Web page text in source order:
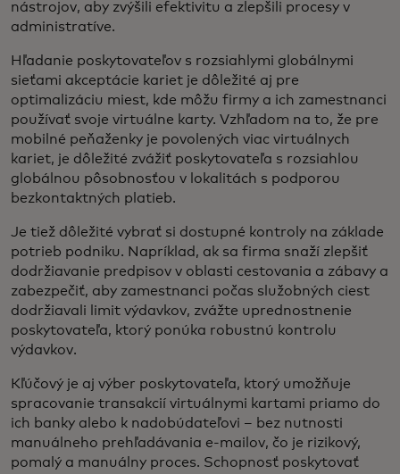
nástrojov, aby zvýšili efektivitu a zlepšili procesy v
administratíve.
Hľadanie poskytovateľov s rozsiahlymi globálnymi
sieťami akceptácie kariet je dôležité aj pre
optimalizáciu miest, kde môžu firmy a ich zamestnanci
používať svoje virtuálne karty. Vzhľadom na to, že pre
mobilné peňaženky je povolených viac virtuálnych
kariet, je dôležité zvážiť poskytovateľa s rozsiahlou
globálnou pôsobnosťou v lokalitách s podporou
bezkontaktných platieb.
Je tiež dôležité vybrať si dostupné kontroly na základe
potrieb podniku. Napríklad, ak sa firma snaží zlepšiť
dodržiavanie predpisov v oblasti cestovania a zábavy a
zabezpečiť, aby zamestnanci počas služobných ciest
dodržiavali limit výdavkov, zvážte uprednostnenie
poskytovateľa, ktorý ponúka robustnú kontrolu
výdavkov.
Kľúčový je aj výber poskytovateľa, ktorý umožňuje
spracovanie transakcií virtuálnymi kartami priamo do
ich banky alebo k nadobúdateľovi – bez nutnosti
manuálneho prehľadávania e-mailov, čo je rizikový,
pomalý a manuálny proces. Schopnosť poskytovať